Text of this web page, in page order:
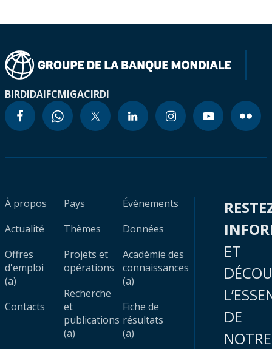
BIRDIDAIFCMIGACIRDI
À propos
Actualité
Offres
d'emploi
(a)
Contacts
Pays
Thèmes
Projets et
opérations
Recherche
et
publications
(a)
Évènements
Données
Académie des
connaissances
(a)
Fiche de
résultats
(a)
ET
DE
NOTRE